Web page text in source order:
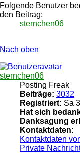
Folgende Benutzer
den Beitrag:
sternchen06
Nach oben
sternchen06
Posting Freak
Beiträge: 3032
Registriert: Sa
Hat sich
Danksagung
Kontaktdaten:
Kontaktdaten
Private